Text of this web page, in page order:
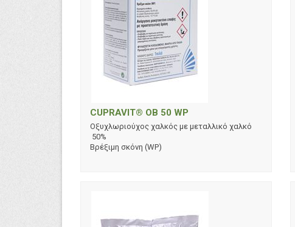
CUPRAVIT® OB 50 WP
Οξυχλωριούχος χαλκός με μεταλλικό χαλκό
50%
Βρέξιμη σκόνη (WP)